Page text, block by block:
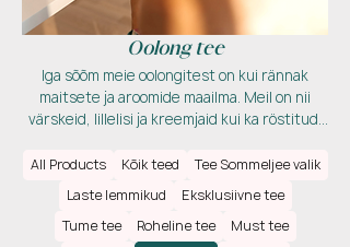
Oolong tee
Iga sõõm meie oolongitest on kui rännak
maitsete ja aroomide maailma. Meil on nii
värskeid, lillelisi ja kreemjaid kui ka röstitud,
tõmmis on täis mitmekesiseid nüansse, mis
mäenõlvadel või Sri Lanka rohelistel
lopsakatel küngastel kasvatatud teede
All Products Kõik teed
Tee Sommeljee valik
Laste lemmikud
Eksklusiivne tee
Tume tee
Roheline tee
Must tee